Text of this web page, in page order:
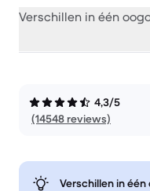
Verschillen in één
4,3/5
(14548 reviews)
Verschillen in